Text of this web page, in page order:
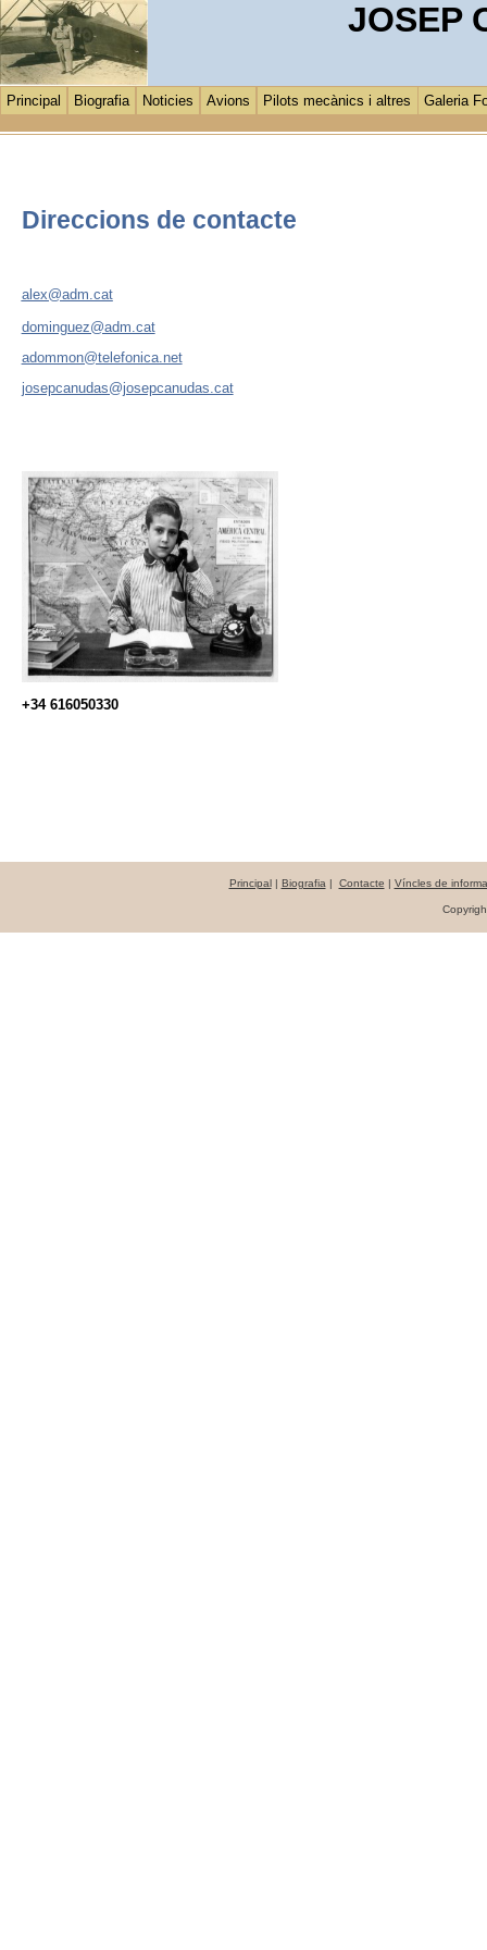
JOSEP
Principal Biografia Noticies Avions Pilots mecànics i altres Galeria
Direccions de contacte
alex@adm.cat
dominguez@adm.cat
adommon@telefonica.net
josepcanudas@josepcanudas.cat
+34 616050330
Principal| Biografia | Contacte | Víncles de